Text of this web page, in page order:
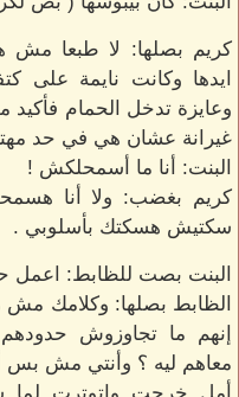
كريم بصلها: لا طبعا
ايدها وكانت نايمة على
وعايزة تدخل الحمام
غيرانة عشان هي في حد مهتم
البنت: أنا ما أسمحلكش !
كريم بغضب: ولا أنا
سكتيش هسكتك بأسلوبي .
البنت بصت للظابط: اعمل
الظابط بصلها: وكلامك مش
إنهم ما تجاوزوش
معاهم ليه ؟ وأنتي مش بس